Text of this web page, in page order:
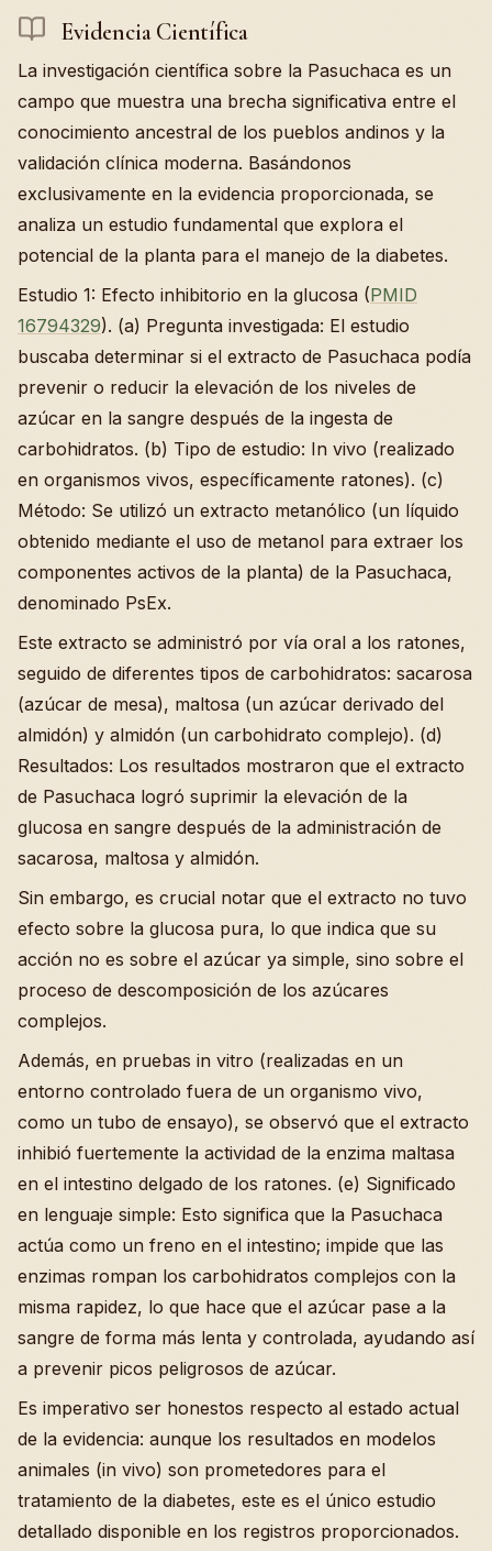
Evidencia Científica
La investigación científica sobre la Pasuchaca es un
campo que muestra una brecha significativa entre el
conocimiento ancestral de los pueblos andinos y la
validación clínica moderna. Basándonos
exclusivamente en la evidencia proporcionada, se
analiza un estudio fundamental que explora el
potencial de la planta para el manejo de la diabetes.
Estudio 1: Efecto inhibitorio en la glucosa (PMID
16794329). (a) Pregunta investigada: El estudio
buscaba determinar si el extracto de Pasuchaca podía
prevenir o reducir la elevación de los niveles de
azúcar en la sangre después de la ingesta de
carbohidratos. (b) Tipo de estudio: In vivo (realizado
en organismos vivos, específicamente ratones). (c)
Método: Se utilizó un extracto metanólico (un líquido
obtenido mediante el uso de metanol para extraer los
componentes activos de la planta) de la Pasuchaca,
denominado PsEx.
Este extracto se administró por vía oral a los ratones,
seguido de diferentes tipos de carbohidratos: sacarosa
(azúcar de mesa), maltosa (un azúcar derivado del
almidón) y almidón (un carbohidrato complejo). (d)
Resultados: Los resultados mostraron que el extracto
de Pasuchaca logró suprimir la elevación de la
glucosa en sangre después de la administración de
sacarosa, maltosa y almidón.
Sin embargo, es crucial notar que el extracto no tuvo
efecto sobre la glucosa pura, lo que indica que su
acción no es sobre el azúcar ya simple, sino sobre el
proceso de descomposición de los azúcares
complejos.
Además, en pruebas in vitro (realizadas en un
entorno controlado fuera de un organismo vivo,
como un tubo de ensayo), se observó que el extracto
inhibió fuertemente la actividad de la enzima maltasa
en el intestino delgado de los ratones. (e) Significado
en lenguaje simple: Esto significa que la Pasuchaca
actúa como un freno en el intestino; impide que las
enzimas rompan los carbohidratos complejos con la
misma rapidez, lo que hace que el azúcar pase a la
sangre de forma más lenta y controlada, ayudando así
a prevenir picos peligrosos de azúcar.
Es imperativo ser honestos respecto al estado actual
de la evidencia: aunque los resultados en modelos
animales (in vivo) son prometedores para el
tratamiento de la diabetes, este es el único estudio
detallado disponible en los registros proporcionados.